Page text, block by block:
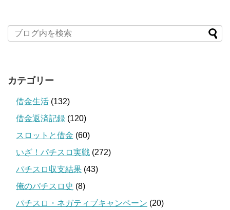
カテゴリー
借金生活 (132)
借金返済記録 (120)
スロットと借金 (60)
いざ！パチスロ実戦 (272)
パチスロ収支結果 (43)
俺のパチスロ史 (8)
パチスロ・ネガティブキャンペーン (20)